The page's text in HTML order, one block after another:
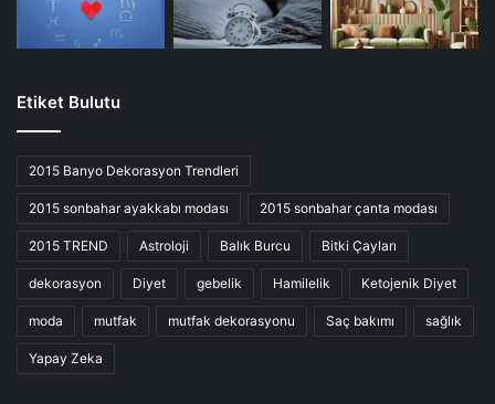
Etiket Bulutu
2015 Banyo Dekorasyon Trendleri
2015 sonbahar ayakkabı modası 2015 sonbahar çanta modası
2015 TREND Astroloji Balık Burcu Bitki Çayları
dekorasyon Diyet gebelik Hamilelik Ketojenik Diyet
moda mutfak mutfak dekorasyonu Saç bakımı sağlık
Yapay Zeka